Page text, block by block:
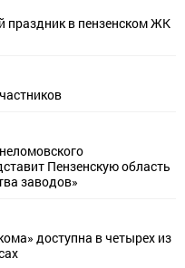
праздник в пензенском ЖК
Пензенскую область
заводов»
доступна в четырех из